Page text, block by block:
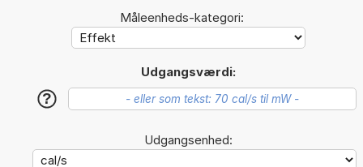
Måleenheds-kategori:
Udgangsværdi:
?
Udgangsenhed: